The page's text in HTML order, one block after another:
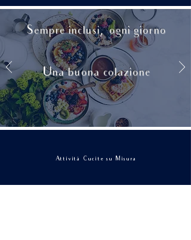
Sempre inclusi, ogni giorno
Una buona colazione
Attività Cucite su Misura